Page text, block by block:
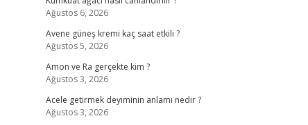
Ağustos 6, 2026
Avene güneş kremi kaç saat etkili ?
Ağustos 5, 2026
Amon ve Ra gerçekte kim ?
Ağustos 3, 2026
Acele getirmek deyiminin anlamı nedir ?
Ağustos 3, 2026